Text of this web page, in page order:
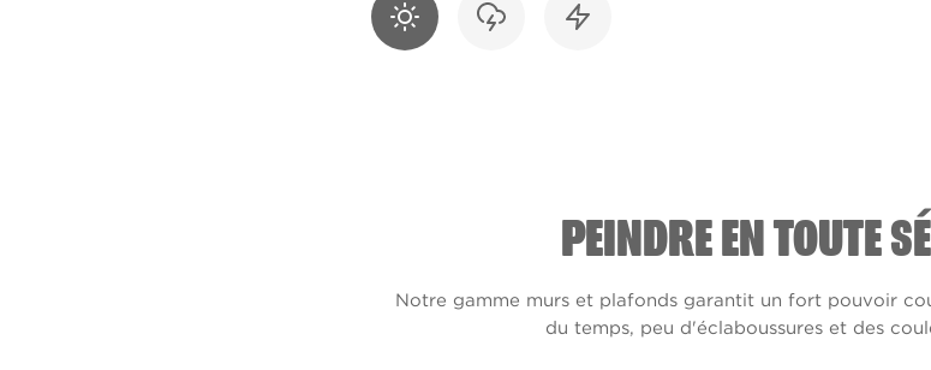
PEINDRE EN TOUTE
Notre gamme murs et plafonds garantit un fort pouvoir
du temps, peu d'éclaboussures et des